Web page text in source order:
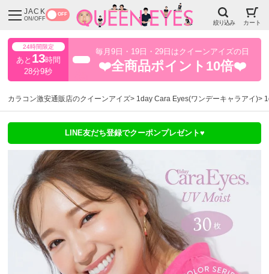
JACK
ON/OFF
OFF
絞り込み カート
24時間限定
あと 13時間
28分8秒
毎月9日・19日・29日はクイーンアイズの日
❤️全商品ポイント10倍❤️
カラコン激安通販店のクイーンアイズ 1day Cara Eyes(ワンデーキャラアイ)
LINE友だち登録でクーポンプレゼント♥